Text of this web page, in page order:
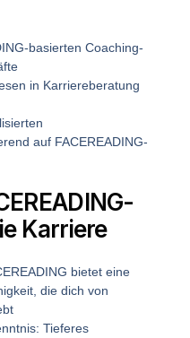
basierten Coaching-
in Karriereberatung
auf FACEREADING-
Karriere
bietet eine
die dich von
: Tieferes